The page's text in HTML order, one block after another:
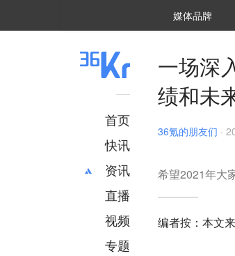
媒体品牌
首页
快讯
资讯
推荐
财经
项目推荐
直播
视频
专题
一场深
绩和未
36氪的朋友们 ·
希望2021年大
编者按：本文